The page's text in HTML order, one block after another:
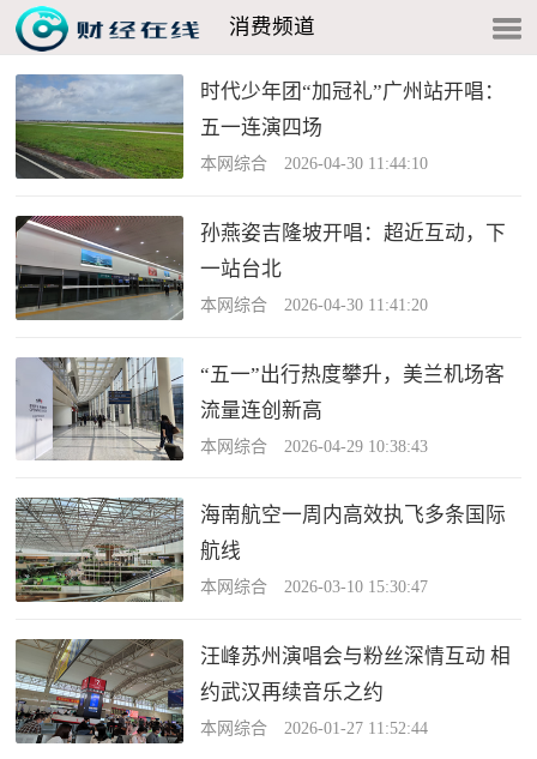
消费频道
时代少年团“加冠礼”广州站开唱：
五一连演四场
本网综合 2026-04-30 11:44:10
孙燕姿吉隆坡开唱：超近互动，下
一站台北
本网综合 2026-04-30 11:41:20
“五一”出行热度攀升，美兰机场客
流量连创新高
本网综合 2026-04-29 10:38:43
海南航空一周内高效执飞多条国际
航线
本网综合 2026-03-10 15:30:47
汪峰苏州演唱会与粉丝深情互动 相
约武汉再续音乐之约
本网综合 2026-01-27 11:52:44